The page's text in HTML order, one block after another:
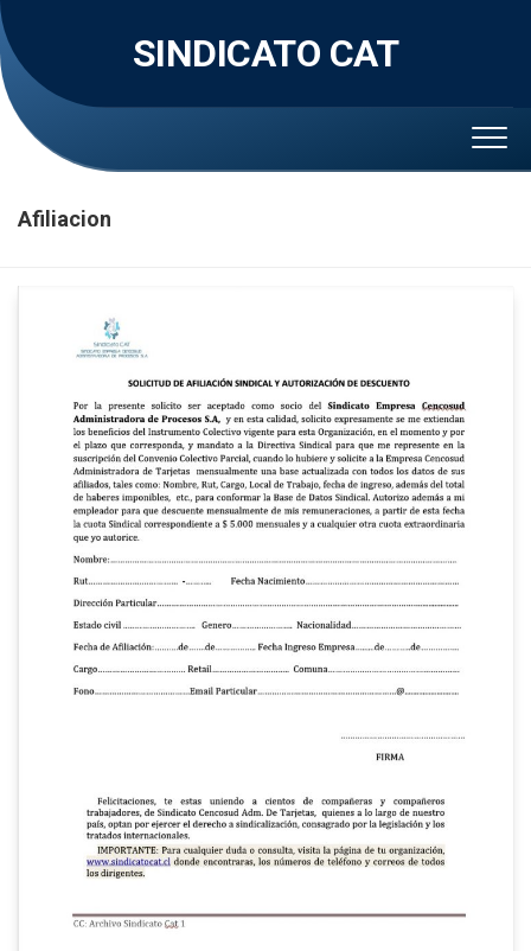
Skip
to
content
SINDICATO CAT
Afiliacion